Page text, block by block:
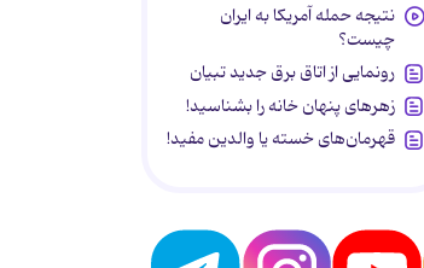
نتیجه حمله آمریکا به ایران
چیست؟
رونمایی از اتاق برق جدید تبیان
زهرهای پنهان خانه را بشناسید!
قهرمان‌های خسته یا والدین مفید!